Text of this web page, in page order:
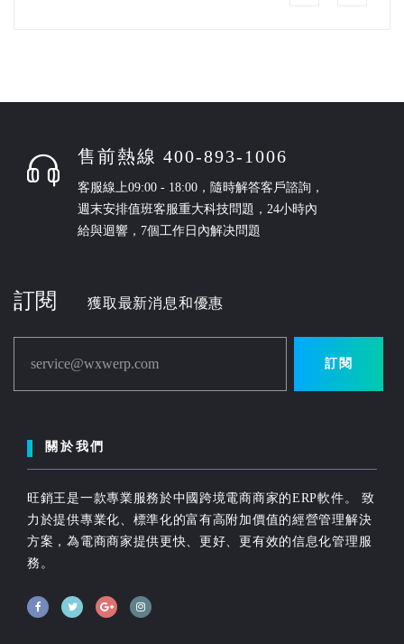
售前熱線 400-893-1006
客服線上09:00 - 18:00，隨時解答客戶諮詢，
週末安排值班客服重大科技問題，24小時內
給與迴響，7個工作日內解决問題
訂閱 獲取最新消息和優惠
service@wxwerp.com 訂閱
關於我們
旺銷王是一款專業服務於中國跨境電商商家的ERP軟件。 致
力於提供專業化、標準化的富有高附加價值的經營管理解決
方案，為電商商家提供更快、更好、更有效的信息化管理服
務。